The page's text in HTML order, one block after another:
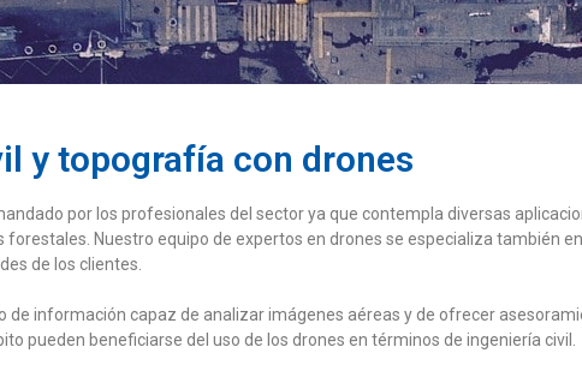
y topografía con drones
por los profesionales del sector ya que contempla diversas
Nuestro equipo de expertos en drones se especializa también
de los clientes.
información capaz de analizar imágenes aéreas y de ofrecer
pueden beneficiarse del uso de los drones en términos de ingeniería civil.